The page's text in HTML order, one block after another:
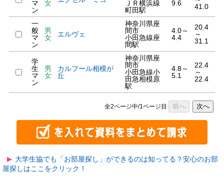
マ
ン
女
ＪＲ横浜線
町田駅
9.6
41.0
一
般
マ
ン
男
女
エルヴェ
神奈川県座
間市
小田急線座
間駅
4.0～
4.4
20.4
～
31.1
学
生
マ
ン
男
女
カルフール相模が
丘
神奈川県座
間市
小田急線小
田急相模原
駅
4.8～
5.1
22.4
～
22.4
全2ページ中/1ページ目 前へ 次へ
大学生協でも「お部屋探し」ができるのは知ってる？安心のお部
屋探しはここをクリック！